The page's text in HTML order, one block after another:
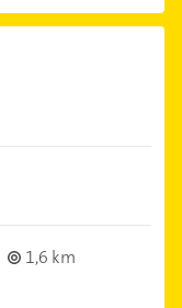
1,6 km